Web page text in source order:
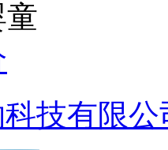
技有限公